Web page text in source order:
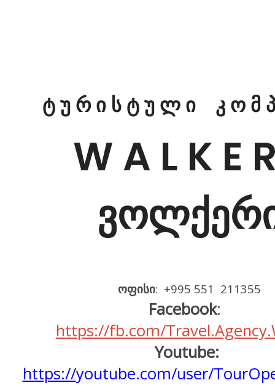
ტ უ რ ი ს ტ უ ლ ი კ ო მ პ
W A L K E
ოფისი: +995 551 211355
Facebook:
https://fb.com/
Youtube:
https://youtube.com/user/